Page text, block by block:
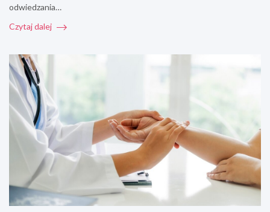
odwiedzania…
Czytaj dalej